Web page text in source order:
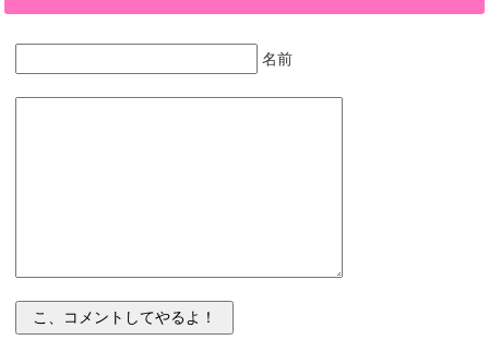
名前